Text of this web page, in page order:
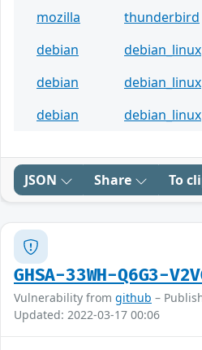
mozilla
thunderbird
debian
debian_linux
debian
debian_linux
debian
debian_linux
JSON Share To
GHSA-33WH-Q6G3-
Vulnerability from github –
Updated: 2022-03-17 00:06